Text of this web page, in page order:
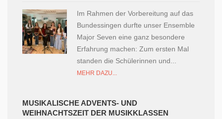
Im Rahmen der Vorbereitung auf das
Bundessingen durfte unser Ensemble
Major Seven eine ganz besondere
Erfahrung machen: Zum ersten Mal
standen die Schülerinnen und...
MEHR DAZU...
MUSIKALISCHE ADVENTS- UND
WEIHNACHTSZEIT DER MUSIKKLASSEN